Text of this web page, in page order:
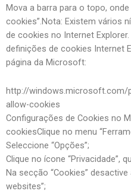
Mova a barra para o topo,
cookies”.Nota: Existem vários
de cookies no Internet
definições de cookies Internet
página da Microsoft:
http://windows.microsoft.com/
allow-cookies
Configurações de Cookies no
cookiesClique no menu
Seleccione “Opções”;
Clique no ícone “Privacidade”,
Na secção “Cookies”
websites”;